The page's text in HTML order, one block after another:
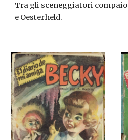
Tra gli sceneggiatori
e Oesterheld.